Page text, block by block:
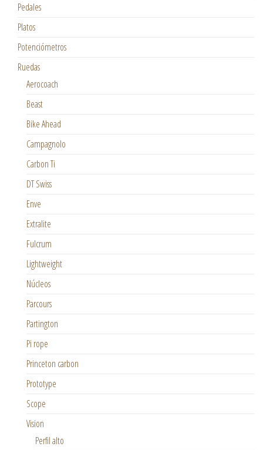
Pedales
Platos
Potenciómetros
Ruedas
Aerocoach
Beast
Bike Ahead
Campagnolo
Carbon Ti
DT Swiss
Enve
Extralite
Fulcrum
Lightweight
Núcleos
Parcours
Partington
Pi rope
Princeton carbon
Prototype
Scope
Vision
Perfil alto